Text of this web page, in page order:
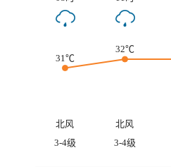
31℃
32℃
北风 北风
3-4级
3-4级